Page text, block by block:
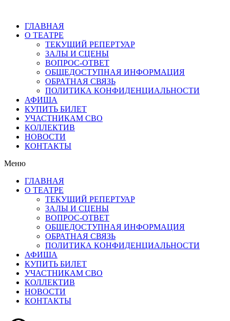
ГЛАВНАЯ
О ТЕАТРЕ
ТЕКУЩИЙ РЕПЕРТУАР
ЗАЛЫ И СЦЕНЫ
ВОПРОС-ОТВЕТ
ОБЩЕДОСТУПНАЯ ИНФОРМАЦИЯ
ОБРАТНАЯ СВЯЗЬ
ПОЛИТИКА КОНФИДЕНЦИАЛЬНОСТИ
АФИША
КУПИТЬ БИЛЕТ
УЧАСТНИКАМ СВО
КОЛЛЕКТИВ
НОВОСТИ
КОНТАКТЫ
Меню
ГЛАВНАЯ
О ТЕАТРЕ
ТЕКУЩИЙ РЕПЕРТУАР
ЗАЛЫ И СЦЕНЫ
ВОПРОС-ОТВЕТ
ОБЩЕДОСТУПНАЯ ИНФОРМАЦИЯ
ОБРАТНАЯ СВЯЗЬ
ПОЛИТИКА КОНФИДЕНЦИАЛЬНОСТИ
АФИША
КУПИТЬ БИЛЕТ
УЧАСТНИКАМ СВО
КОЛЛЕКТИВ
НОВОСТИ
КОНТАКТЫ